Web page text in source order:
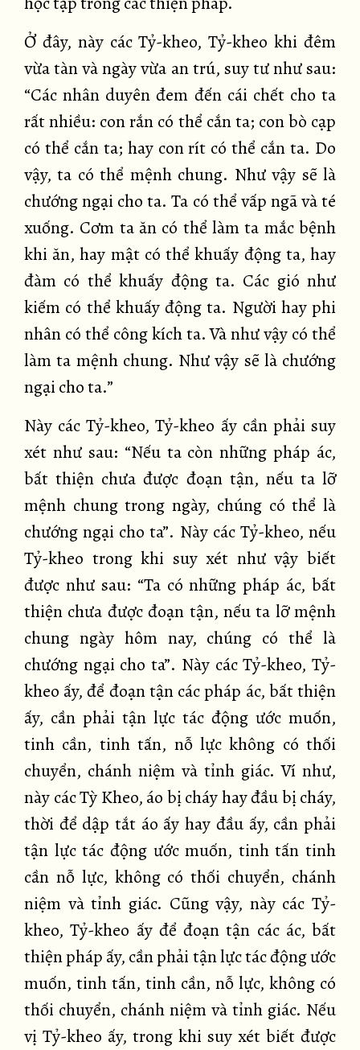
Ở đây, này các Tỷ-kheo, Tỷ-kheo khi đêm
vừa tàn và ngày vừa an trú, suy tư như sau:
“Các nhân duyên đem đến cái chết cho ta
rất nhiều: con rắn có thể cắn ta; con bò cạp
có thể cắn ta; hay con rít có thể cắn ta. Do
vậy, ta có thể mệnh chung. Như vậy sẽ là
chướng ngại cho ta. Ta có thể vấp ngã và té
xuống. Cơm ta ăn có thể làm ta mắc bệnh
khi ăn, hay mật có thể khuấy động ta, hay
đàm có thể khuấy động ta. Các gió như
kiếm có thể khuấy động ta. Người hay phi
nhân có thể công kích ta. Và như vậy có thể
làm ta mệnh chung. Như vậy sẽ là chướng
ngại cho ta.”
Này các Tỷ-kheo, Tỷ-kheo ấy cần phải suy
xét như sau: “Nếu ta còn những pháp ác,
bất thiện chưa được đoạn tận, nếu ta lỡ
mệnh chung trong ngày, chúng có thể là
chướng ngại cho ta”. Này các Tỷ-kheo, nếu
Tỷ-kheo trong khi suy xét như vậy biết
được như sau: “Ta có những pháp ác, bất
thiện chưa được đoạn tận, nếu ta lỡ mệnh
chung ngày hôm nay, chúng có thể là
chướng ngại cho ta”. Này các Tỷ-kheo, Tỷ-
kheo ấy, để đoạn tận các pháp ác, bất thiện
ấy, cần phải tận lực tác động ước muốn,
tinh cần, tinh tấn, nỗ lực không có thối
chuyển, chánh niệm và tỉnh giác. Ví như,
này các Tỳ Kheo, áo bị cháy hay đầu bị cháy,
thời để dập tắt áo ấy hay đầu ấy, cần phải
tận lực tác động ước muốn, tinh tấn tinh
cần nỗ lực, không có thối chuyển, chánh
niệm và tỉnh giác. Cũng vậy, này các Tỷ-
kheo, Tỷ-kheo ấy để đoạn tận các ác, bất
thiện pháp ấy, cần phải tận lực tác động ước
muốn, tinh tấn, tinh cần, nỗ lực, không có
thối chuyển, chánh niệm và tỉnh giác. Nếu
vị Tỷ-kheo ấy, trong khi suy xét biết được